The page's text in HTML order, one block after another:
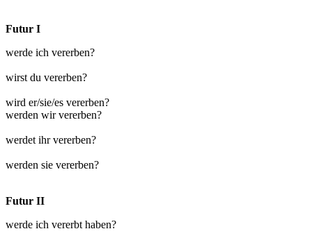
Futur I
werde ich vererben?
wirst du vererben?
wird er/sie/es vererben?
werden wir vererben?
werdet ihr vererben?
werden sie vererben?
Futur II
werde ich vererbt haben?